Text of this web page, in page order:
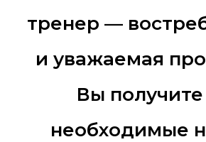
тренер —
и уважаемая
Вы получите
необходимые